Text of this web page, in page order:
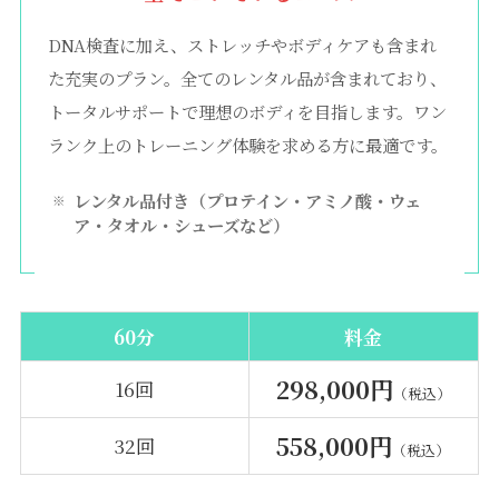
DNA検査に加え、ストレッチやボディケアも含まれ
た充実のプラン。全てのレンタル品が含まれており、
トータルサポートで理想のボディを目指します。ワン
ランク上のトレーニング体験を求める方に最適です。
レンタル品付き（プロテイン・アミノ酸・ウェ
ア・タオル・シューズなど）
60分
料金
16回
298,000円 （税込）
32回 558,000円 （税込）